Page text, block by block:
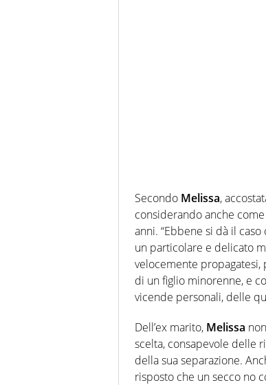
Secondo Melissa,
considerando anche
anni. “Ebbene si dà il
un particolare e delicato
velocemente
di un figlio minorenne, e
vicende personali, delle
Dell’ex marito, Melissa
scelta, consapevole delle
della sua separazione.
risposto che un secco no